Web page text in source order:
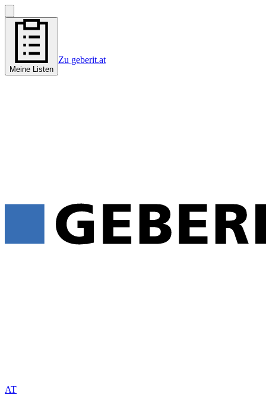
Meine Listen
Zu geberit.at
AT